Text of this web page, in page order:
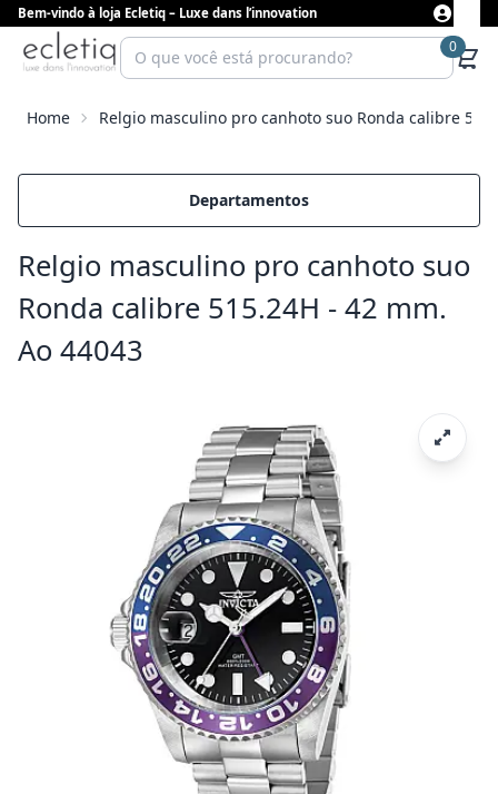
Bem-vindo à loja Ecletiq – Luxe dans l’innovation
0
Home Relgio masculino pro canhoto suo Ronda calibre
Departamentos
Relgio masculino pro canhoto suo
Ronda calibre 515.24H - 42 mm.
Ao 44043